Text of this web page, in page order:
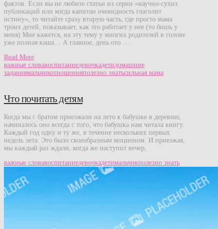
фактов. Если вы не любите статьи из серии «научно-сухих
публикаций или когда капитан очевидность глаголит
истину», то читайте сразу вторую часть, где просто мама
троих детей, показывает, как это работает у нее (то бишь у
меня) Мне кажется, на эту тему у многих родителей в голове
уже полная каша… А главное, день ото …
Read More
важные словавоспитаниедевочкадетидомашние
заданиямальчикотношенияполезно знатьсильная мама
Что почитать детям
Когда мы с братом приезжали на лето к бабушке в деревню,
начиналось оно всегда с того, что бабушка нам читала книгу.
Каждый год одну и ту же, в течение нескольких первых
недель лета. Это было своеобразным моционом. И приезжая,
мы каждый раз ждали, когда же наступит вечер,
важные словавоспитаниедевочкадетимальчикполезно знать